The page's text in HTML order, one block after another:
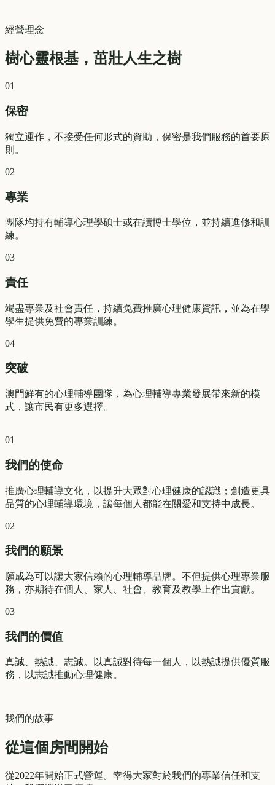
經營理念
樹心靈根基，茁壯人生之樹
01
保密
獨立運作，不接受任何形式的資助，保密是我們服務的首要原
則。
02
專業
團隊均持有輔導心理學碩士或在讀博士學位，並持續進修和訓
練。
03
責任
竭盡專業及社會責任，持續免費推廣心理健康資訊，並為在學
學生提供免費的專業訓練。
04
突破
澳門鮮有的心理輔導團隊，為心理輔導專業發展帶來新的模
式，讓市民有更多選擇。
01
我們的使命
推廣心理輔導文化，以提升大眾對心理健康的認識；創造更具
品質的心理輔導環境，讓每個人都能在關愛和支持中成長。
02
我們的願景
願成為可以讓大家信賴的心理輔導品牌。不但提供心理專業服
務，亦期待在個人、家人、社會、教育及教學上作出貢獻。
03
我們的價值
真誠、熱誠、志誠。以真誠對待每一個人，以熱誠提供優質服
務，以志誠推動心理健康。
我們的故事
從這個房間開始
從2022年開始正式營運。幸得大家對於我們的專業信任和支